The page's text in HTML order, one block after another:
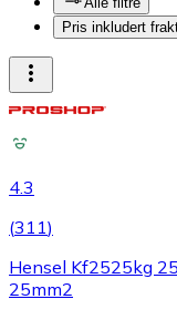
Pris inkludert
4.3
(311)
Hensel Kf2525kg
25mm2